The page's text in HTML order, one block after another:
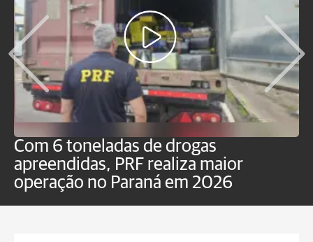
Com 6 toneladas de drogas
apreendidas, PRF realiza maior
operação no Paraná em 2026